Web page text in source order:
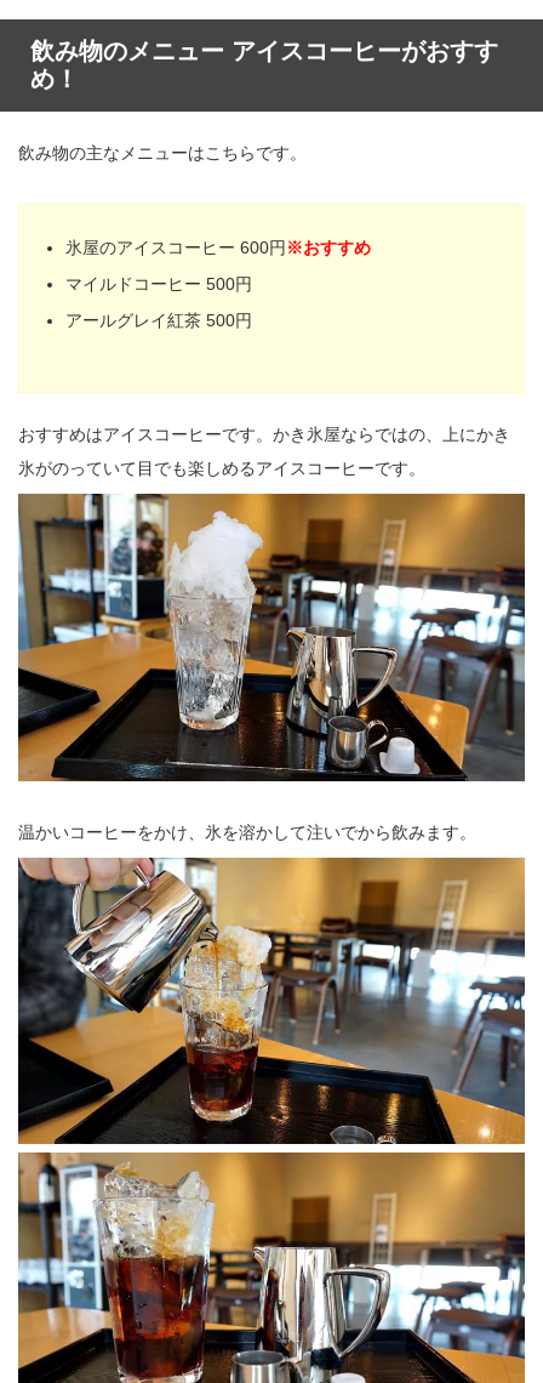
飲み物のメニュー アイスコーヒーがおすす
め！
飲み物の主なメニューはこちらです。
氷屋のアイスコーヒー 600円 ※おすすめ
マイルドコーヒー 500円
アールグレイ紅茶 500円
おすすめはアイスコーヒーです。かき氷屋ならではの、上にかき
氷がのっていて目でも楽しめるアイスコーヒーです。
温かいコーヒーをかけ、氷を溶かして注いでから飲みます。